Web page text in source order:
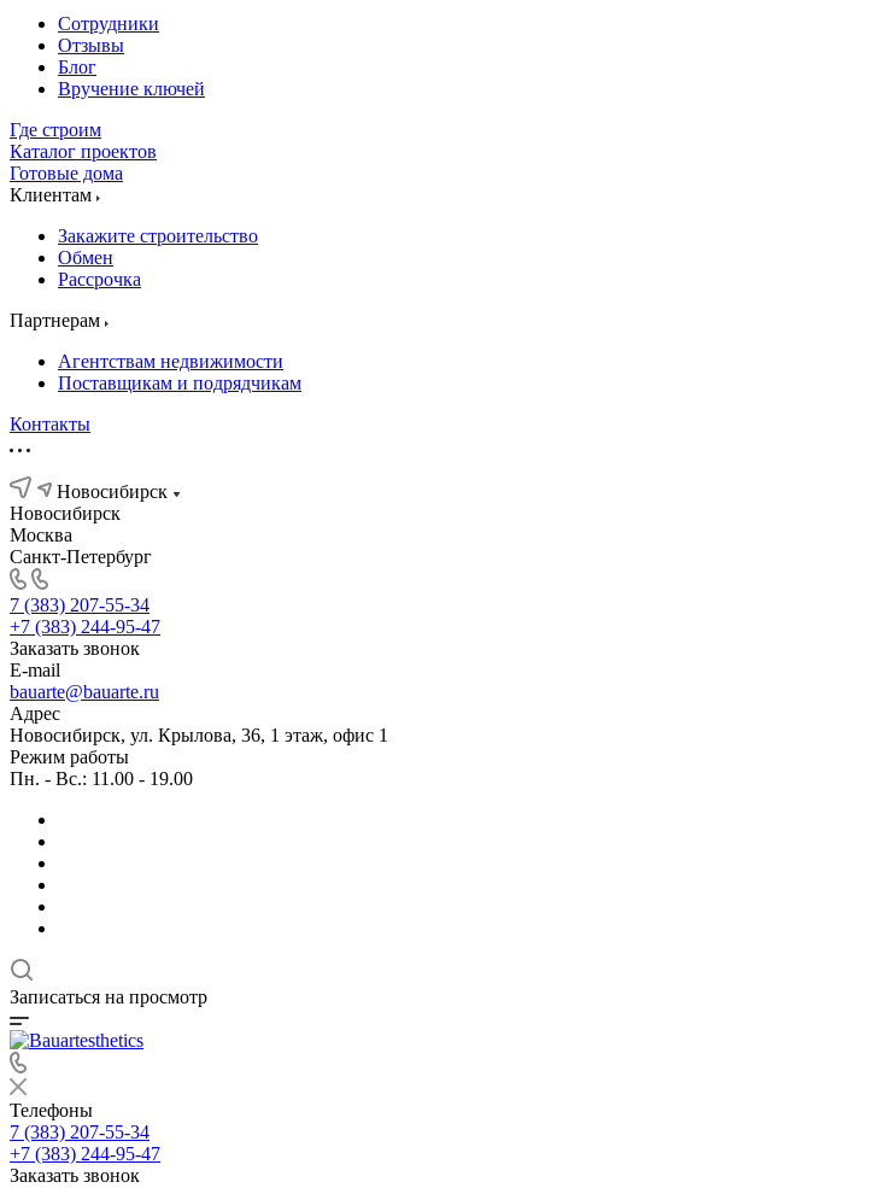
Сотрудники
Отзывы
Блог
Вручение ключей
Где строим
Каталог проектов
Готовые дома
Клиентам
Закажите строительство
Обмен
Рассрочка
Партнерам
Агентствам недвижимости
Поставщикам и подрядчикам
Контакты
Новосибирск
Новосибирск
Москва
Санкт-Петербург
7 (383) 207-55-34
+7 (383) 244-95-47
Заказать звонок
E-mail
bauarte@bauarte.ru
Адрес
Новосибирск, ул. Крылова, 36, 1 этаж, офис 1
Режим работы
Пн. - Вс.: 11.00 - 19.00
Записаться на просмотр
Телефоны
7 (383) 207-55-34
+7 (383) 244-95-47
Заказать звонок